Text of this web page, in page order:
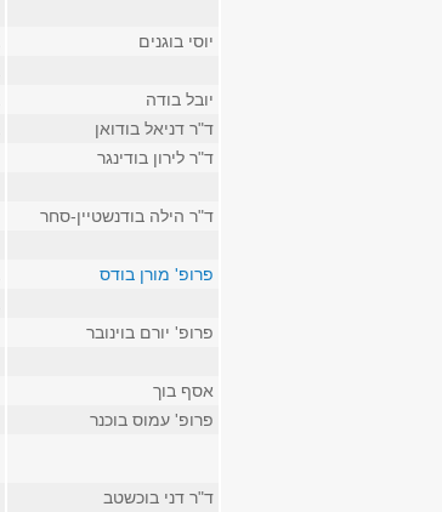
יוסי בוגנים
יובל בודה
ד"ר דניאל בודואן
ד"ר לירון בודינגר
ד"ר הילה בודנשטיין-סחר
פרופ' מורן בודס
פרופ' יורם בוינובר
אסף בוך
פרופ' עמוס בוכנר
ד"ר דני בוכשטב